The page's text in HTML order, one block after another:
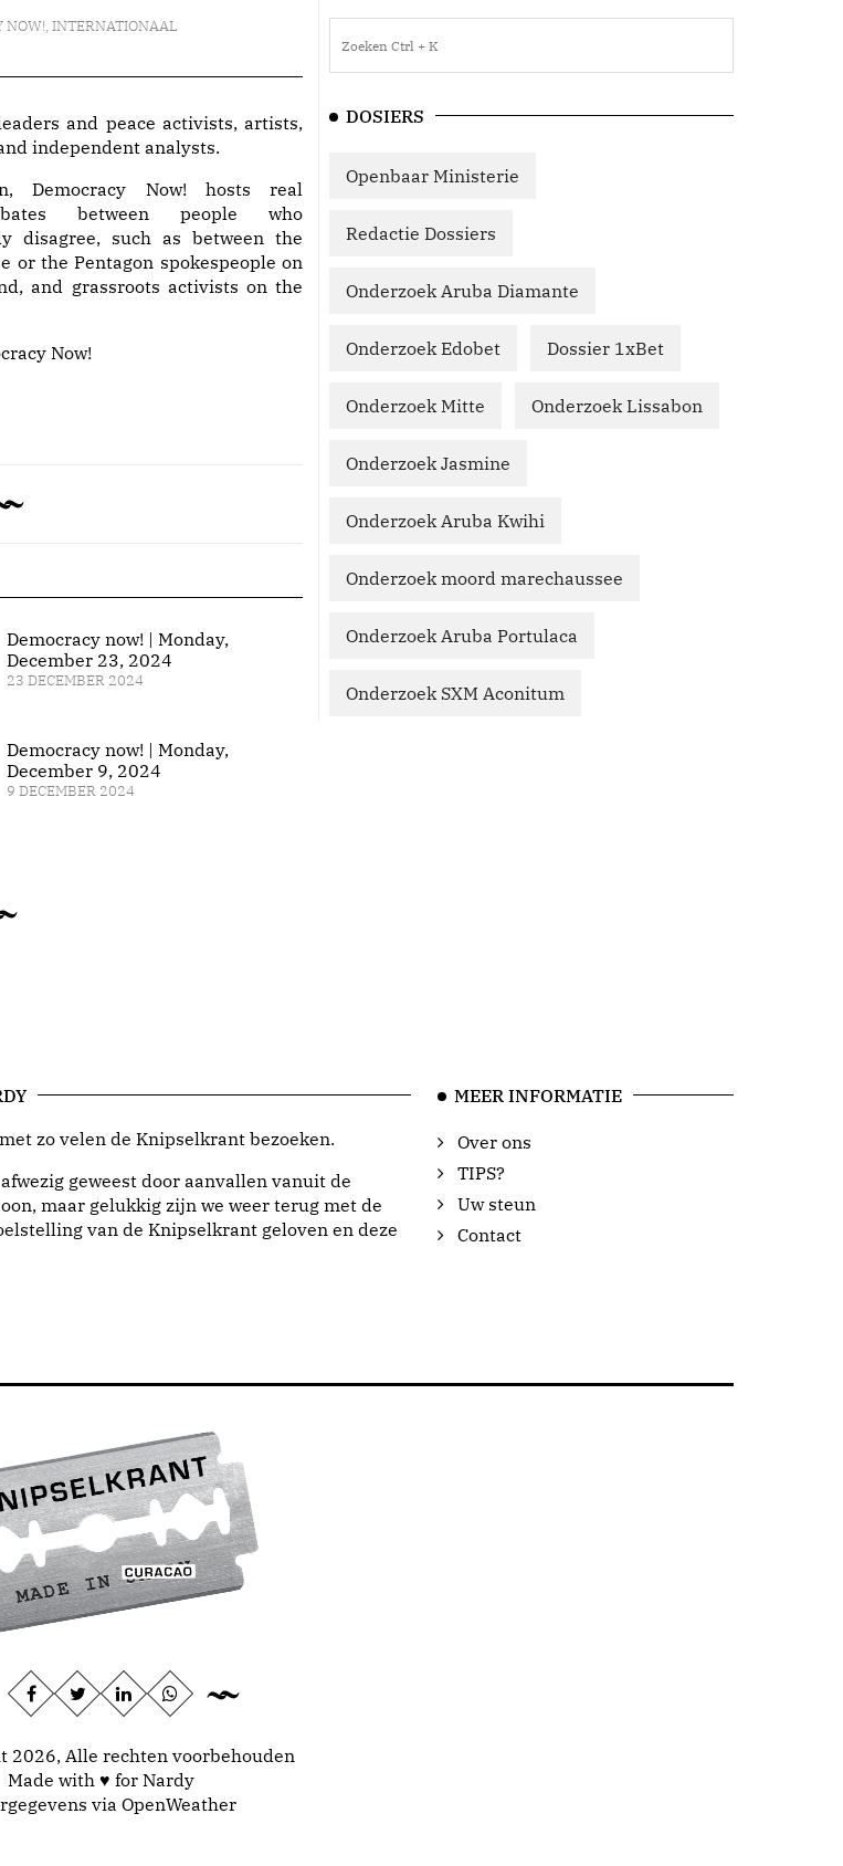
NOW!, INTERNATIONAAL
and peace activists, artists,
independent analysts.
Democracy Now! hosts real
between people who
disagree, such as between the
or the Pentagon spokespeople on
and grassroots activists on the
Now!
Democracy now! | Monday,
December 23, 2024
23 DECEMBER 2024
Democracy now! | Monday,
December 9, 2024
9 DECEMBER 2024
DOSIERS
Openbaar Ministerie
Redactie Dossiers
Onderzoek Aruba Diamante
Onderzoek Edobet Dossier 1xBet
Onderzoek Mitte Onderzoek Lissabon
Onderzoek Jasmine
Onderzoek Aruba Kwihi
Onderzoek moord marechaussee
Onderzoek Aruba Portulaca
Onderzoek SXM Aconitum
zo velen de Knipselkrant bezoeken.
geweest door aanvallen vanuit de
maar gelukkig zijn we weer terug met de
van de Knipselkrant geloven en deze
MEER INFORMATIE
Over ons
TIPS?
Uw steun
Contact
2026, Alle rechten voorbehouden
Made with ♥ for Nardy
via OpenWeather